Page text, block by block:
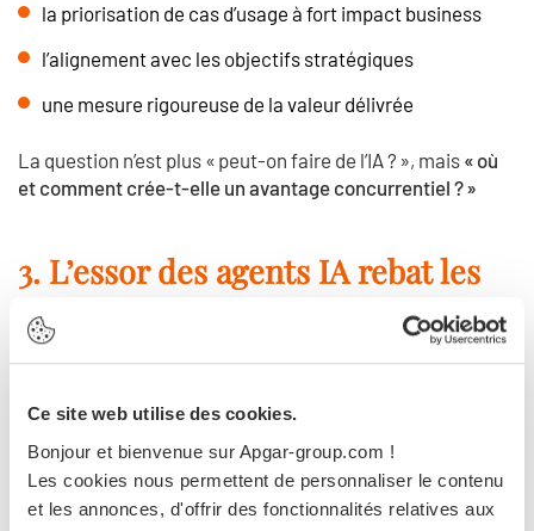
Ce site web utilise des cookies.
Bonjour et bienvenue sur Apgar-group.com !
Les cookies nous permettent de personnaliser le contenu
et les annonces, d'offrir des fonctionnalités relatives aux
la priorisation de cas d’usage à fort impact business
l’alignement avec les objectifs stratégiques
une mesure rigoureuse de la valeur délivrée
La question n’est plus « peut-on faire de l’IA ? », mais « où
et comment crée-t-elle un avantage concurrentiel ? »
3. L’essor des agents IA rebat les
cartes de la gouvernance
en matière d’automatisation et de prise de décision.
Mais ils introduisent également des exigences fortes :
gouvernance des comportements autonomes